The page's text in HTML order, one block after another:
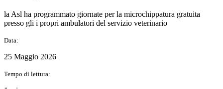
la Asl ha programmato giornate per la microchippatura gratuita
presso gli i propri ambulatori del servizio veterinario
Data:
25 Maggio 2026
Tempo di lettura: